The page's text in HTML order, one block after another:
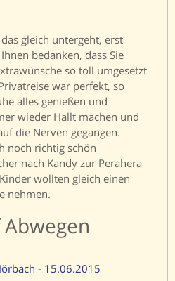
gleich untergeht, erst
bedanken, dass Sie
so toll umgesetzt
war perfekt, so
alles genießen und
wieder Hallt machen und
die Nerven gegangen.
noch richtig schön
nach Kandy zur Perahera
wollten gleich einen
nehmen.
- 15.06.2015